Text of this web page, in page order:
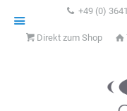
+49 (0)
Direkt zum Shop